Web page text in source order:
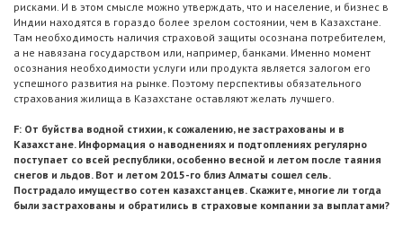
рисками. И в этом смысле можно утверждать, что и население, и бизнес в
Индии находятся в гораздо более зрелом состоянии, чем в Казахстане.
Там необходимость наличия страховой защиты осознана потребителем,
а не навязана государством или, например, банками. Именно момент
осознания необходимости услуги или продукта является залогом его
успешного развития на рынке. Поэтому перспективы обязательного
страхования жилища в Казахстане оставляют желать лучшего.
F: От буйства водной стихии, к сожалению, не застрахованы и в
Казахстане. Информация о наводнениях и подтоплениях регулярно
поступает со всей республики, особенно весной и летом после таяния
снегов и льдов. Вот и летом 2015-го близ Алматы сошел сель.
Пострадало имущество сотен казахстанцев. Скажите, многие ли тогда
были застрахованы и обратились в страховые компании за выплатами?